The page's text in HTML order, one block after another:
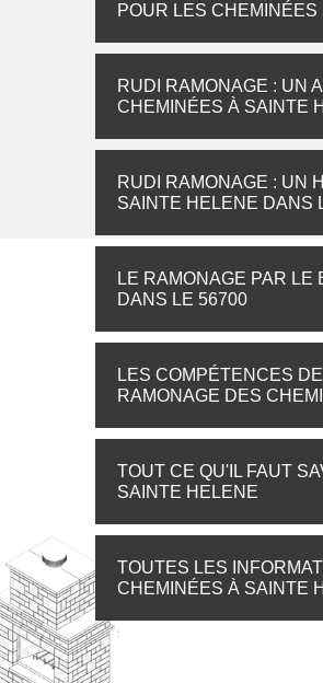
POUR LES CHEMINÉES
RUDI RAMONAGE : UN
CHEMINÉES À SAINTE
RUDI RAMONAGE : UN
SAINTE HELENE DANS
LE RAMONAGE PAR
DANS LE 56700
LES COMPÉTENCES
RAMONAGE DES
TOUT CE QU'IL FAUT
SAINTE HELENE
TOUTES LES
CHEMINÉES À SAINTE